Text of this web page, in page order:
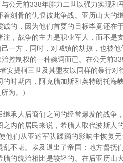
元前338年腓力二世以强力实现和
刻骨的仇恨彼此争战。亚历山大的
的，因为他们首要的目标毕竟还在
注，战争的主力是职业军人，而不是
一方，同时，对城镇的劫掠，也被
控制权的一种婉词而已。在公元前
安提柯三世及其盟友以同样的暴行对
时期内，阿克腊加斯和奥特朗托海
为。）
人后裔们之间的经常爆发的战争
内的居民来说，希腊人取代波斯人
他们从亚述军队蹂躏的影响中恢复
不堪。埃及退出了帝国；地方督抚
的统治相比是较轻的。在后亚历山